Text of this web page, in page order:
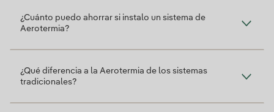
¿Cuánto puedo ahorrar si instalo un sistema de
Aerotermia?
¿Qué diferencia a la Aerotermia de los sistemas
tradicionales?